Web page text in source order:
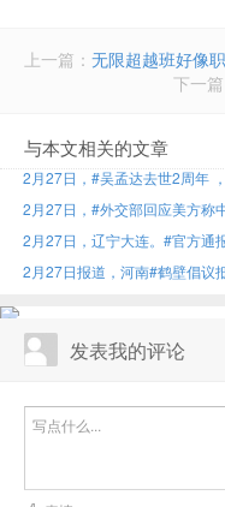
上一篇： 无限超越班好像
下一篇
与本文相关的文章
2月27日，#吴孟达去世2周年
2月27日，#外交部回应美方称
2月27日，辽宁大连。#官方通
2月27日报道，河南#鹤壁倡议
发表我的评论